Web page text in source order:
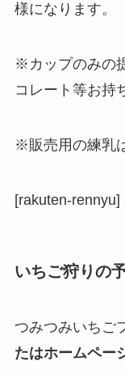
様になります。
※カップのみの
コレート等お持
※販売用の練乳
[rakuten-rennyu]
いちご狩りの
つみつみいちご
たはホームペー